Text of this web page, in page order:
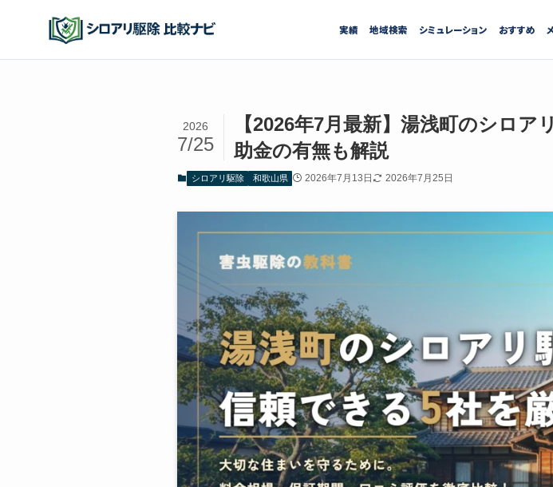
実績 地域検索 シミュレーション おすすめ
【2026年7月最新】湯浅町のシロ
助金の有無も解説
2026
7/25
シロアリ駆除 和歌山県 2026年7月13日 2026年7月25日